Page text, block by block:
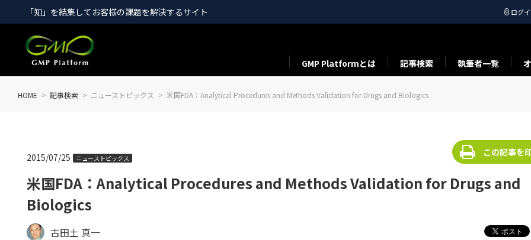
「知」を結集してお客様の課題を解決するサイト ログ
GMP Platformとは 記事検索 執筆者一覧
HOME 記事検索 ニューストピックス 米国FDA：Analytical Procedures and Methods Validation for Drugs and Biologics
米国FDA：Analytical Procedures and Methods Validation for Drugs and
Biologics
2015/07/25 ニューストピックス
この記事を
古田土 真一